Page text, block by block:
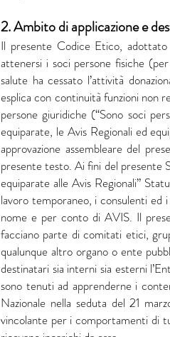
2. Ambito di applicazione e
Il presente Codice Etico,
attenersi i soci persone fisiche
salute ha cessato l’attività
esplica con continuità funzioni non
persone giuridiche (“Sono soci
equiparate, le Avis Regionali ed
approvazione assembleare del
presente testo. Ai fini del presente
equiparate alle Avis Regionali”
lavoro temporaneo, i consulenti ed
nome e per conto di AVIS. Il
facciano parte di comitati etici,
qualunque altro organo o ente
destinatari sia interni sia esterni
sono tenuti ad apprenderne i
Nazionale nella seduta del 21
vincolante per i comportamenti di